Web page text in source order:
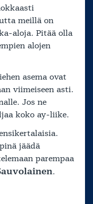
meillä on
aloja. Pitää olla
alojen
asema ovat
viimeiseen asti.
Jos ne
koko ay-liike.
jäädä
parempaa
.